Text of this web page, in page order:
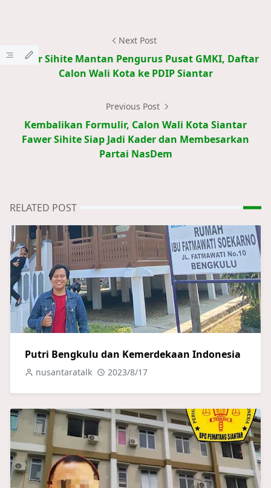
Next Post
Fawer Sihite Mantan Pengurus Pusat GMKI, Daftar
Calon Wali Kota ke PDIP Siantar
Previous Post
Kembalikan Formulir, Calon Wali Kota Siantar
Fawer Sihite Siap Jadi Kader dan Membesarkan
Partai NasDem
RELATED POST
Putri Bengkulu dan Kemerdekaan Indonesia
nusantaratalk 2023/8/17